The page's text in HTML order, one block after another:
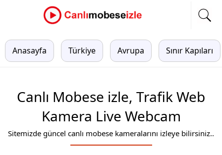
Anasayfa Türkiye Avrupa Sınır Kapıları
Canlı Mobese izle, Trafik Web
Kamera Live Webcam
Sitemizde güncel canlı mobese kameralarını izleye bilirsiniz..